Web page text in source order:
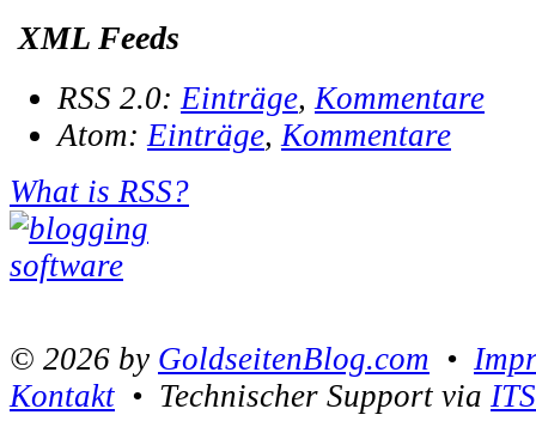
XML Feeds
RSS 2.0:Einträge,Kommentare
Atom:Einträge,Kommentare
What is RSS?
© 2026 by GoldseitenBlog.com •
Kontakt • Technischer Support via